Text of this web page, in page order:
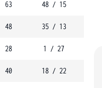
63 48 / 15
48 35 / 13
28 1 / 27
40 18 / 22